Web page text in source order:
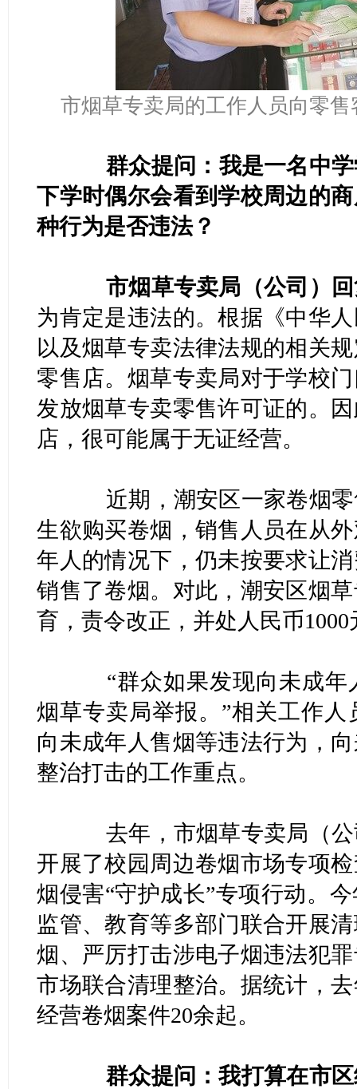
市烟草专卖局的工作人员向零
群众提问： 我是一名中
下学时偶尔会看到学校周边的
种行为是否违法？
市烟草专卖局（公司）
为肯定是违法的。根据《中华
以及烟草专卖法律法规的相关
零售店。烟草专卖局对于学校
发放烟草专卖零售许可证的。
店，很可能属于无证经营。
近期，潮安区一家卷烟零
生欲购买卷烟，销售人员在从
年人的情况下，仍未按要求让
销售了卷烟。对此，潮安区烟
育，责令改正，并处人民币
“群众如果发现向未成年
烟草专卖局举报。”相关工作
向未成年人售烟等违法行为，
整治打击的工作重点。
去年，市烟草专卖局（公
开展了校园周边卷烟市场专项
烟侵害“守护成长”专项行动。
监管、教育等多部门联合开展
烟、严厉打击涉电子烟违法犯
市场联合清理整治。据统计，
经营卷烟案件20余起。
群众提问：我打算在市